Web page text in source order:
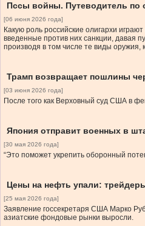
Пссы войны. Путеводитель по
[06 июня 2026 года]
Какую роль российские олигархи
введенные против них санкции, давая
производя в том числе те виды оружия,
Трамп возвращает пошлины
[03 июня 2026 года]
После того как Верховный суд США в
Япония отправит военных в
[30 мая 2026 года]
“Это поможет укрепить оборонный
Цены на нефть упали:
[25 мая 2026 года]
Заявление госсекретаря США Марко
азиатские фондовые рынки выросли.